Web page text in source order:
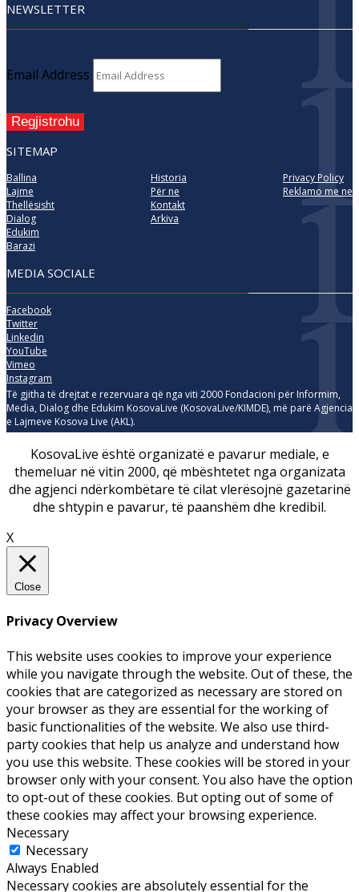
NEWSLETTER
Email Address
Regjistrohu
SITEMAP
Ballina
Lajme
Thellësisht
Dialog
Edukim
Barazi
Historia
Për ne
Kontakt
Arkiva
Privacy Policy
Reklamo me ne
MEDIA SOCIALE
Facebook
Twitter
Linkedin
YouTube
Vimeo
Instagram
Të gjitha të drejtat e rezervuara që nga viti 2000 Fondacioni për Informim,
Media, Dialog dhe Edukim KosovaLive (KosovaLive/KIMDE), më parë Agjencia
e Lajmeve Kosova Live (AKL).
KosovaLive është organizatë e pavarur mediale, e
themeluar në vitin 2000, që mbështetet nga organizata
dhe agjenci ndërkombëtare të cilat vlerësojnë gazetarinë
dhe shtypin e pavarur, të paanshëm dhe kredibil.
X
Close
Privacy Overview
This website uses cookies to improve your experience
while you navigate through the website. Out of these, the
cookies that are categorized as necessary are stored on
your browser as they are essential for the working of
basic functionalities of the website. We also use third-
party cookies that help us analyze and understand how
you use this website. These cookies will be stored in your
browser only with your consent. You also have the option
to opt-out of these cookies. But opting out of some of
these cookies may affect your browsing experience.
Necessary
Necessary
Always Enabled
Necessary cookies are absolutely essential for the